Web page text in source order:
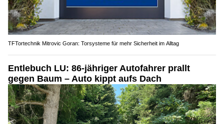
TFTortechnik Mitrovic Goran: Torsysteme für mehr Sicherheit im Alltag
Entlebuch LU: 86-jähriger Autofahrer prallt
gegen Baum – Auto kippt aufs Dach